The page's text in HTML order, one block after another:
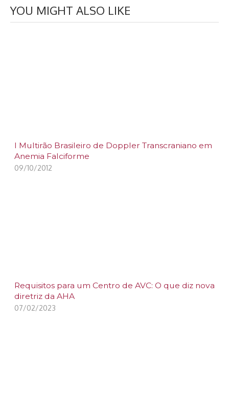
YOU MIGHT ALSO LIKE
I Multirão Brasileiro de Doppler Transcraniano em
Anemia Falciforme
09/10/2012
Requisitos para um Centro de AVC: O que diz nova
diretriz da AHA
07/02/2023